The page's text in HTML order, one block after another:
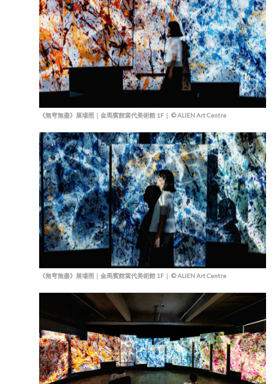
《無穹無盡》展場照｜金馬賓館當代美術館 1F｜ © ALIEN Art Centre
《無穹無盡》展場照｜金馬賓館當代美術館 1F｜ © ALIEN Art Centre